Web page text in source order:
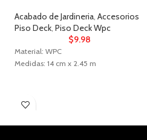
Acabado de Jardineria, Accesorios
Piso Deck, Piso Deck Wpc
$9.98
Material: WPC
Medidas: 14 cm x 2.45 m